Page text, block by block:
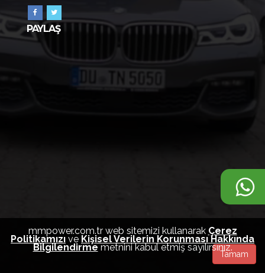
PAYLAŞ
mmpower.com.tr web sitemizi kullanarak Çerez
Politikamızı ve Kişisel Verilerin Korunması Hakkında
Bilgilendirmemetnini kabul etmiş sayılırsınız.
Tamam